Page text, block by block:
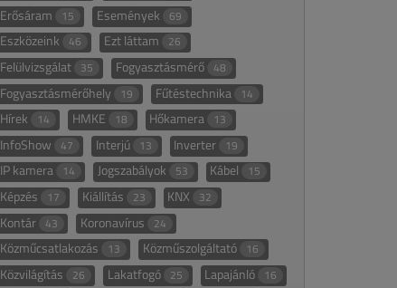
Erősáram 15 Események 69
Eszközeink 46 Ezt láttam 26
Felülvizsgálat 35 Fogyasztásmérő 48
Fogyasztásmérőhely 19 Fűtéstechnika 14
Hírek 14 HMKE 18 Hőkamera 13
InfoShow 47 Interjú 13 Inverter 19
IP kamera 14 Jogszabályok 53 Kábel 15
Képzés 17 Kiállítás 23 KNX 32
Kontár 43 Koronavírus 24
Közműcsatlakozás 13 Közműszolgáltató 16
Közvilágítás 26 Lakatfogó 25 Lapajánló 16